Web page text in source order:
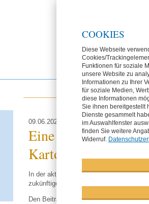
09.06.2021
Eine Frage der
Kartoffel­züchter
In der aktuellen Ausgabe der
zukünftigen Heraus­forderungen der
Den Beitrag finden Sie hier:
COOKIES
Diese Webseite
Cookies/
Funktionen für soziale
unsere Website zu
Informationen zu Ihrer
für soziale Medien,
diese Informationen
Sie ihnen bereitgestellt
Dienste gesammelt
im Auswahlfenster
finden Sie weitere
Widerruf.